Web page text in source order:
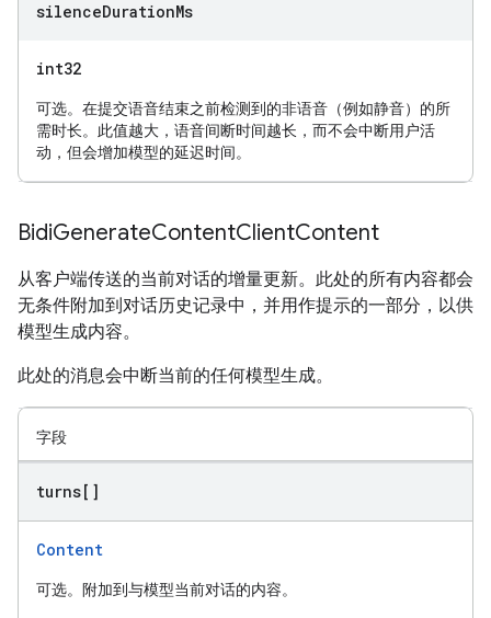
silenceDurationMs
int32
可选。在提交语音结束之前检测到的非语音（例如静音）的所
需时长。此值越大，语音间断时间越长，而不会中断用户活
动，但会增加模型的延迟时间。
BidiGenerateContentClientContent
从客户端传送的当前对话的增量更新。此处的所有内容都会
无条件附加到对话历史记录中，并用作提示的一部分，以供
模型生成内容。
此处的消息会中断当前的任何模型生成。
字段
turns[]
Content
可选。附加到与模型当前对话的内容。